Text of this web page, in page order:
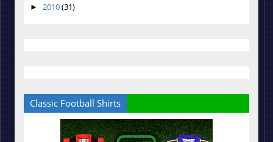
► 2010(31)
Classic Football Shirts